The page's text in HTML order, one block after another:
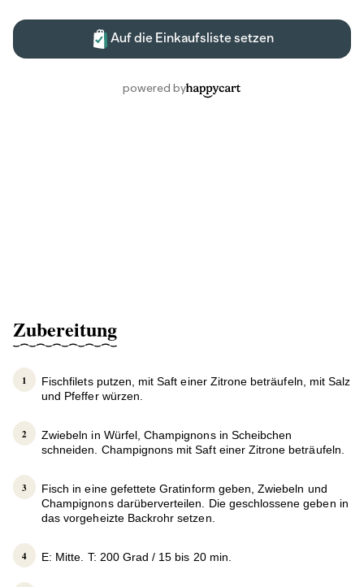
Zubereitung
Fischfilets putzen, mit Saft einer Zitrone beträufeln, mit Salz
und Pfeffer würzen.
Zwiebeln in Würfel, Champignons in Scheibchen
schneiden. Champignons mit Saft einer Zitrone beträufeln.
Fisch in eine gefettete Gratinform geben, Zwiebeln und
Champignons darüberverteilen. Die geschlossene geben in
das vorgeheizte Backrohr setzen.
E: Mitte. T: 200 Grad / 15 bis 20 min.